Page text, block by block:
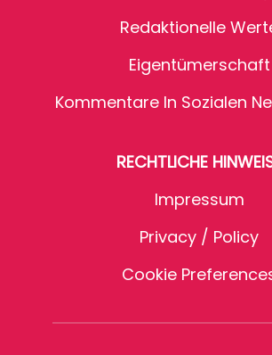
Redaktionelle
Eigentümerschaft
Kommentare In Sozialen
RECHTLICHE
Impressum
Privacy / Policy
Cookie